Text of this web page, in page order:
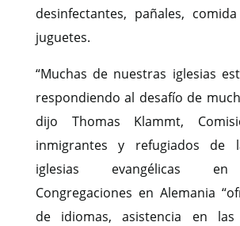
desinfectantes, pañales,
juguetes.
“Muchas de nuestras iglesias
respondiendo al desafío de
dijo Thomas Klammt,
inmigrantes y refugiados de
iglesias evangélicas en
Congregaciones en Alemania
de idiomas, asistencia en las